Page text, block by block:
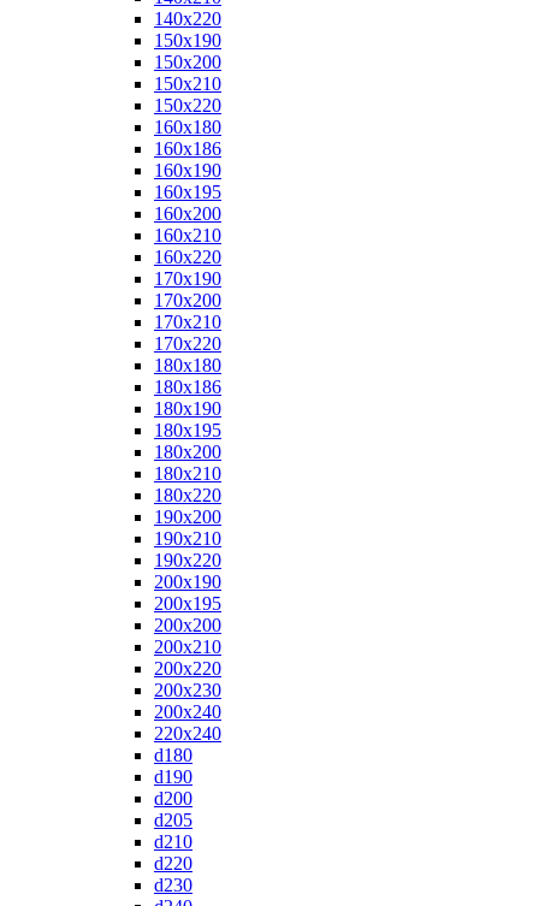
140x220
150x190
150x200
150x210
150x220
160x180
160x186
160x190
160x195
160x200
160x210
160x220
170x190
170x200
170x210
170x220
180x180
180x186
180x190
180x195
180x200
180x210
180x220
190x200
190x210
190x220
200x190
200x195
200x200
200x210
200x220
200x230
200x240
220x240
d180
d190
d200
d205
d210
d220
d230